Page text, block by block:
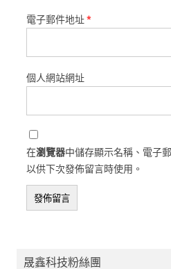
電子郵件地址*
個人網站網址
在瀏覽器中儲存顯示名稱、電子
以供下次發佈留言時使用。
晟鑫科技粉絲團